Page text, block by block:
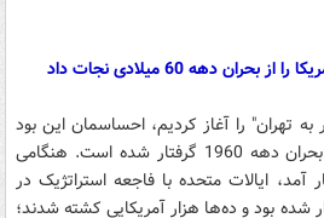
دهه 60 میلادی نجات داد
تهران" را آغاز کردیم، احساسمان این بود
که آمریکا در شرایطی مشابه بحران دهه 1960 گرفتار شده است. هنگامی
ایالات متحده با فاجعه استراتژیک در
شده بود و ده‌ها هزار آمریکایی کشته شدند؛